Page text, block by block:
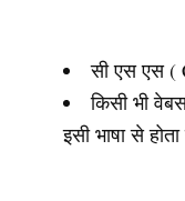
सी एस एस (
किसी भी
इसी भाषा से